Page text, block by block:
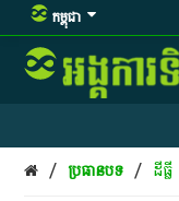
កម្ពុជា
/ ប្រធានបទ / ដីធ្លី